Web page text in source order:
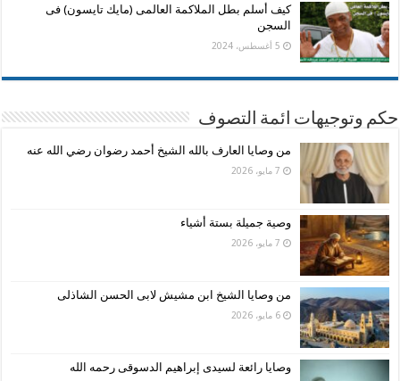
كيف أسلم بطل الملاكمة العالمى (مايك تايسون) فى
السجن
5 أغسطس، 2024
حكم وتوجيهات ائمة التصوف
من وصايا العارف بالله الشيخ أحمد رضوان رضي الله عنه
7 مايو، 2026
وصية جميلة بستة أشياء
7 مايو، 2026
من وصايا الشيخ ابن مشيش لابى الحسن الشاذلى
6 مايو، 2026
وصايا رائعة لسيدى إبراهيم الدسوقى رحمه الله